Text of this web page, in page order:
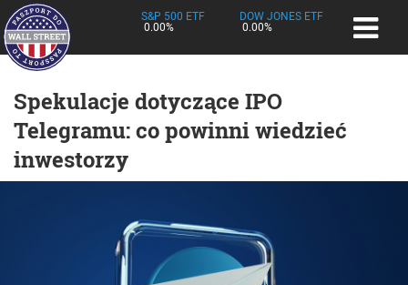
S&P 500 ETF
0.00%
DOW JONES ETF
0.00%
Spekulacje dotyczące IPO
Telegramu: co powinni wiedzieć
inwestorzy